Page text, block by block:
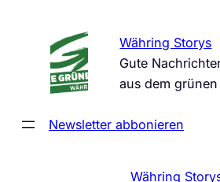
springen
Währing Storys
Gute
aus dem
Newsletter abbonieren
Währing